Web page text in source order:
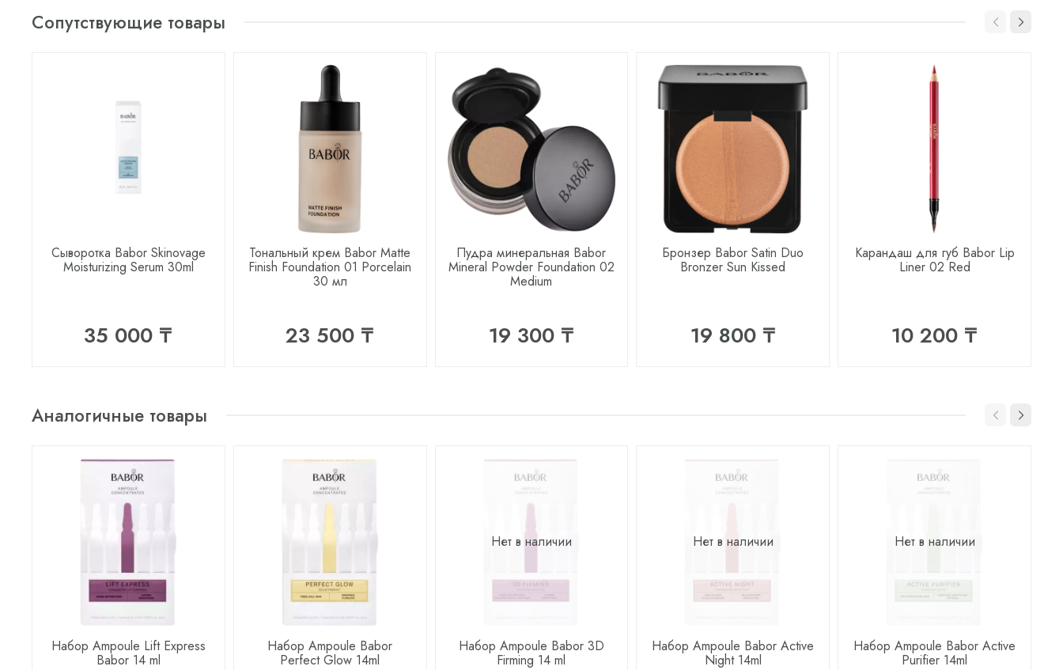
Сопутствующие товары
Сыворотка Babor Skinovage
Moisturizing Serum 30ml
35 000 ₸
Тональный крем Babor Matte
Finish Foundation 01 Porcelain
30 мл
23 500 ₸
Пудра минеральная Babor
Mineral Powder Foundation 02
Medium
19 300 ₸
Бронзер Babor Satin Duo
Bronzer Sun Kissed
19 800 ₸
Карандаш для губ Babor Lip
Liner 02 Red
10 200 ₸
Аналогичные товары
Набор Ampoule Lift Express
Babor 14 ml
Набор Ampoule Babor
Perfect Glow 14ml
Нет в наличии
Набор Ampoule Babor 3D
Firming 14 ml
Нет в наличии
Набор Ampoule Babor Active
Night 14ml
Нет в наличии
Набор Ampoule Babor Active
Purifier 14ml